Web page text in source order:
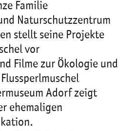
Familie
Naturschutzzentrum
stellt seine Projekte
vor
Filme zur Ökologie und
Adorf zeigt
ehemaligen